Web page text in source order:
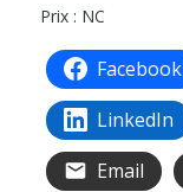
Prix : NC
Facebook
LinkedIn
Email